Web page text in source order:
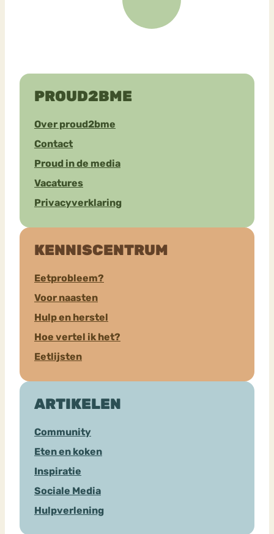
PROUD2BME
Over proud2bme
Contact
Proud in de media
Vacatures
Privacyverklaring
KENNISCENTRUM
Eetprobleem?
Voor naasten
Hulp en herstel
Hoe vertel ik het?
Eetlijsten
ARTIKELEN
Community
Eten en koken
Inspiratie
Sociale Media
Hulpverlening